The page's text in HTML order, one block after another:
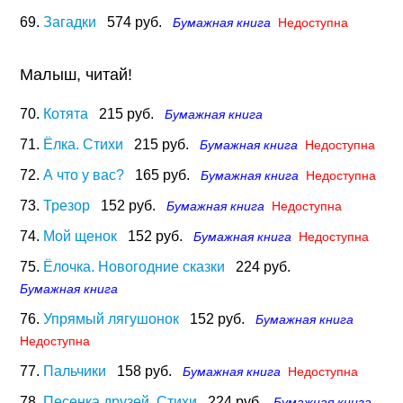
69. Загадки 574 руб. Бумажная книга Недоступна
Малыш, читай!
70. Котята 215 руб. Бумажная книга
71. Ёлка. Стихи 215 руб. Бумажная книга Недоступна
72. А что у вас? 165 руб. Бумажная книга Недоступна
73. Трезор 152 руб. Бумажная книга Недоступна
74. Мой щенок 152 руб. Бумажная книга Недоступна
75. Ёлочка. Новогодние сказки 224 руб.
Бумажная книга
76. Упрямый лягушонок 152 руб.
Бумажная книга
Недоступна
77. Пальчики 158 руб. Бумажная книга Недоступна